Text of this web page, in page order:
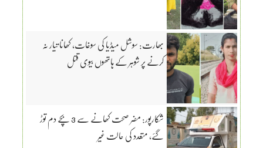
بھارت: سوشل میڈیا کی سوغات، کھانا تیار نہ
کرنے پر شوہر کے ہاتھوں بیوی قتل
شکارپور: مضر صحت کھانے سے 3 بچے دم توڑ
گئے، متعدد کی حالت غیر